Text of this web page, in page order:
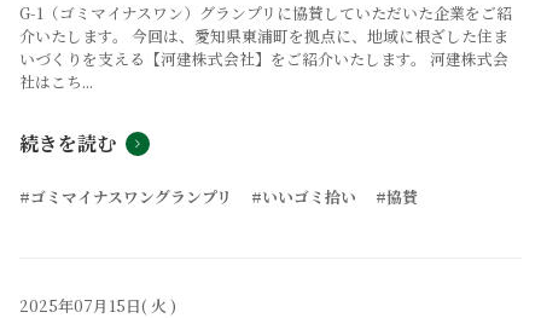
G-1（ゴミマイナスワン）グランプリに協賛していただいた企業をご紹
介いたします。 今回は、愛知県東浦町を拠点に、地域に根ざした住ま
いづくりを支える【河建株式会社】をご紹介いたします。 河建株式会
社はこち...
続きを読む
#ゴミマイナスワングランプリ #いいゴミ拾い #協賛
2025年07月15日( 火 )